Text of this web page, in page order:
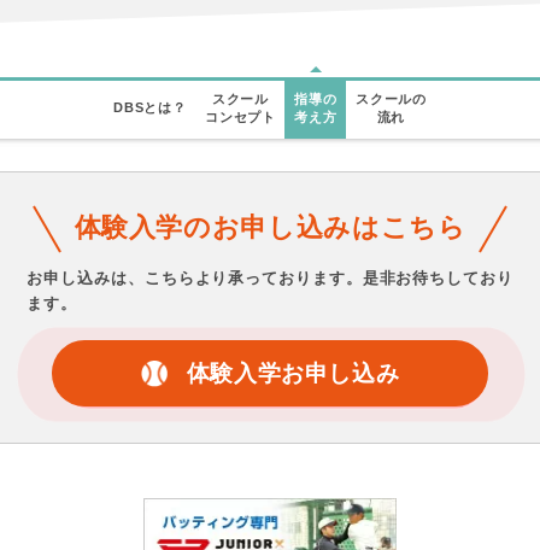
DBSとは？
スクール
コンセプト
指導の
考え方
スクールの
流れ
体験入学のお申し込みはこちら
お申し込みは、こちらより承っております。 是非お待ちしており
ます。
体験入学お申し込み